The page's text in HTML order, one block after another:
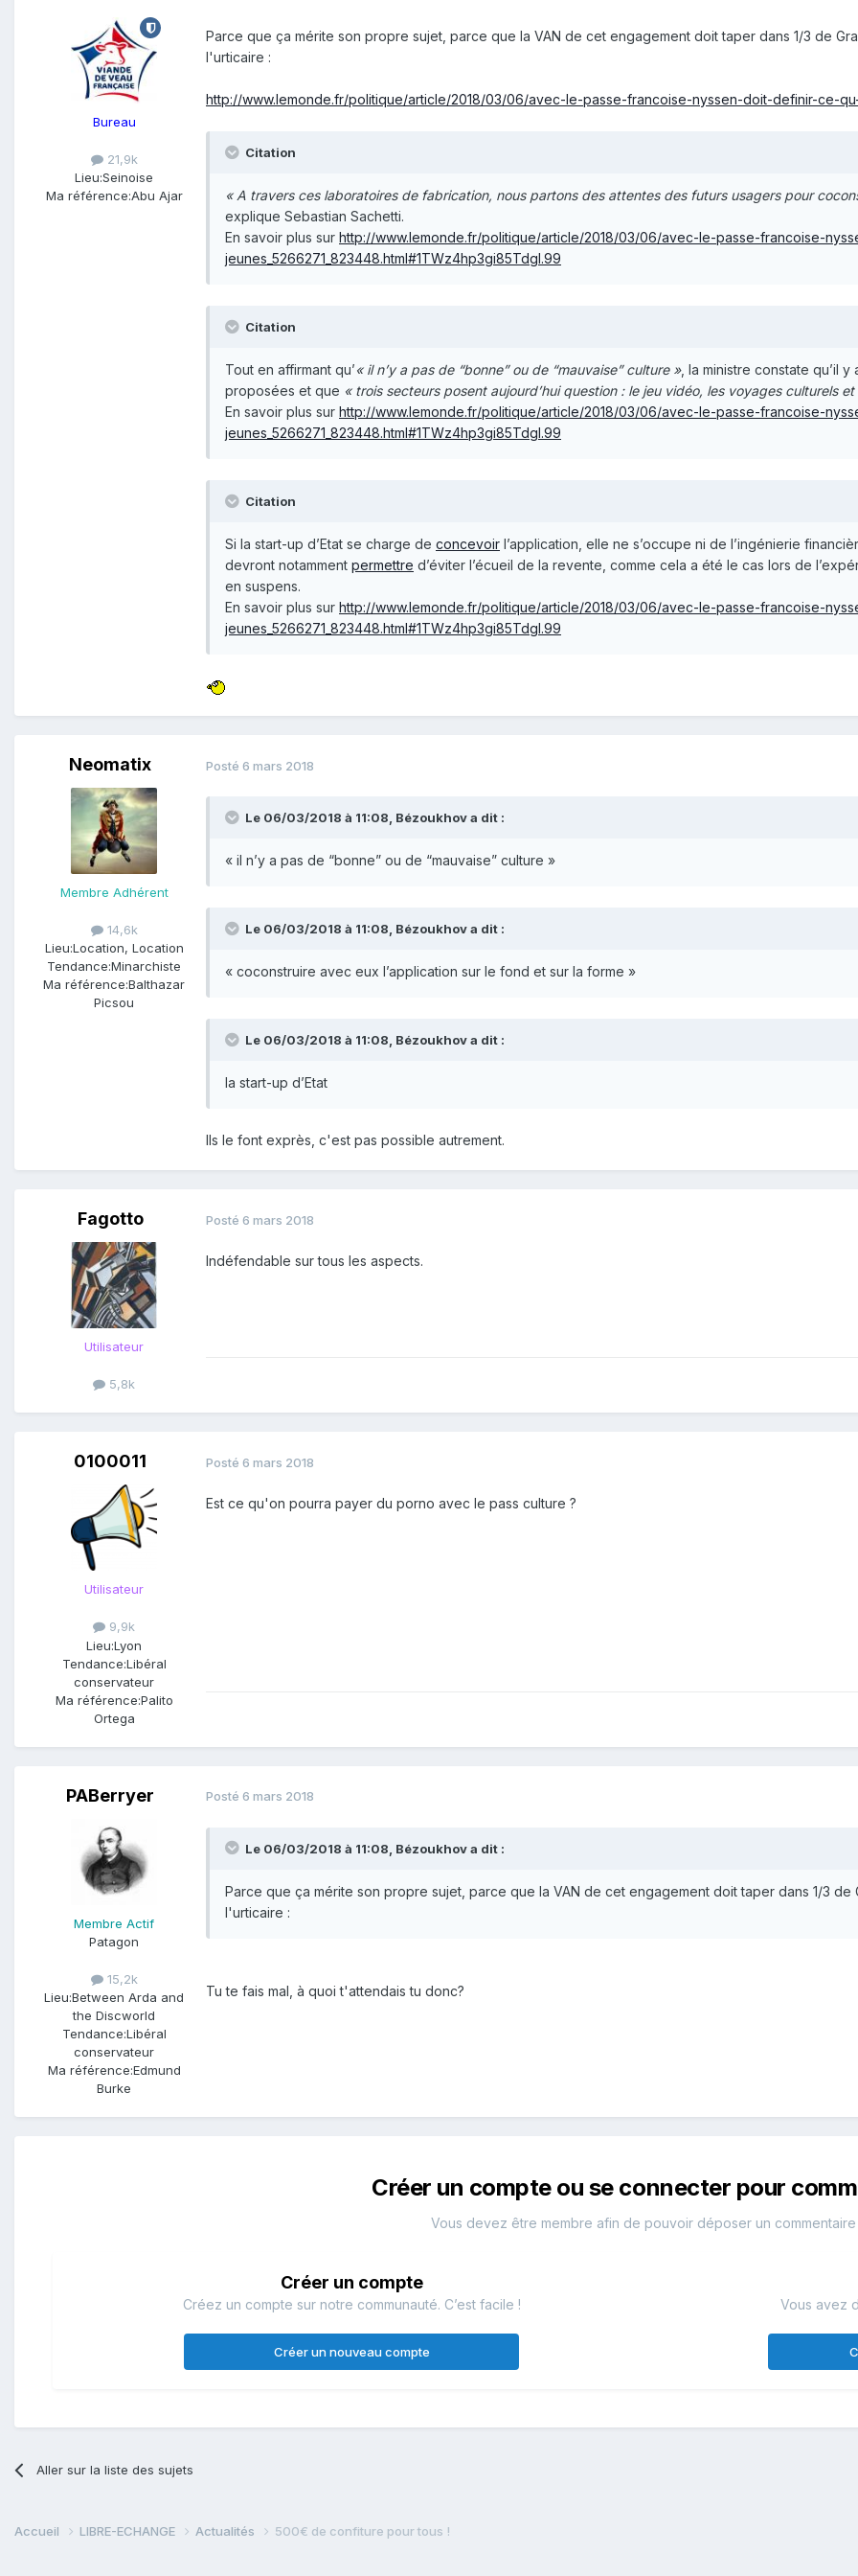
Bureau
21,9k
Lieu:Seinoise
Ma référence:Abu Ajar
Parce que ça mérite son propre sujet, parce que la VAN de cet engagement doit taper dans 1/3 de
l'urticaire :
http://www.lemonde.fr/politique/article/2018/03/06/avec-le-passe-francoise-nyssen-doit-definir-ce-
Citation
« A travers ces laboratoires de fabrication, nous partons des attentes des futurs usagers pour
explique Sebastian Sachetti.
En savoir plus sur http://www.lemonde.fr/politique/article/2018/03/06/avec-le-passe-francoise-
jeunes_5266271_823448.html#1TWz4hp3gi85Tdgl.99
Citation
Tout en affirmant qu’« il n’y a pas de “bonne” ou de “mauvaise” culture », la ministre constate qu’il y
proposées et que « trois secteurs posent aujourd’hui question : le jeu vidéo, les voyages culturels
En savoir plus sur http://www.lemonde.fr/politique/article/2018/03/06/avec-le-passe-francoise-
jeunes_5266271_823448.html#1TWz4hp3gi85Tdgl.99
Citation
Si la start-up d’Etat se charge de concevoir l’application, elle ne s’occupe ni de l’ingénierie
devront notamment permettre d’éviter l’écueil de la revente, comme cela a été le cas lors de
en suspens.
En savoir plus sur http://www.lemonde.fr/politique/article/2018/03/06/avec-le-passe-francoise-
jeunes_5266271_823448.html#1TWz4hp3gi85Tdgl.99
Neomatix
Membre Adhérent
14,6k
Lieu:Location, Location
Tendance:Minarchiste
Ma référence:Balthazar
Picsou
Posté 6 mars 2018
Le 06/03/2018 à 11:08, Bézoukhova dit :
« il n’y a pas de “bonne” ou de “mauvaise” culture »
Le 06/03/2018 à 11:08, Bézoukhova dit :
« coconstruire avec eux l’application sur le fond et sur la forme »
Le 06/03/2018 à 11:08, Bézoukhova dit :
la start-up d’Etat
Ils le font exprès, c'est pas possible autrement.
Fagotto
Utilisateur
5,8k
Posté 6 mars 2018
Indéfendable sur tous les aspects.
0100011
Utilisateur
9,9k
Lieu:Lyon
Tendance:Libéral
conservateur
Ma référence:Palito
Ortega
Posté 6 mars 2018
Est ce qu'on pourra payer du porno avec le pass culture ?
PABerryer
Membre Actif
Patagon
15,2k
Lieu:Between Arda and
the Discworld
Tendance:Libéral
conservateur
Ma référence:Edmund
Burke
Posté 6 mars 2018
Le 06/03/2018 à 11:08, Bézoukhova dit :
Parce que ça mérite son propre sujet, parce que la VAN de cet engagement doit taper dans 1/3
l'urticaire :
Tu te fais mal, à quoi t'attendais tu donc?
Créer un compte ou se connecter pour
Vous devez être membre afin de pouvoir déposer un commentaire
Créer un compte
Créez un compte sur notre communauté. C’est facile !
Créer un nouveau compte
Vous avez
Aller sur la liste des sujets
Accueil LIBRE-ECHANGE Actualités 500€ de confiture pour tous !